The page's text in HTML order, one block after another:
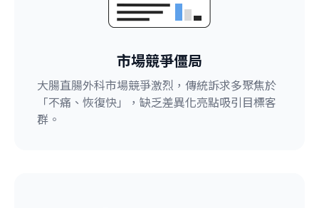
市場競爭僵局
大腸直腸外科市場競爭激烈，傳統訴求多聚焦於
「不痛、恢復快」，缺乏差異化亮點吸引目標客
群。